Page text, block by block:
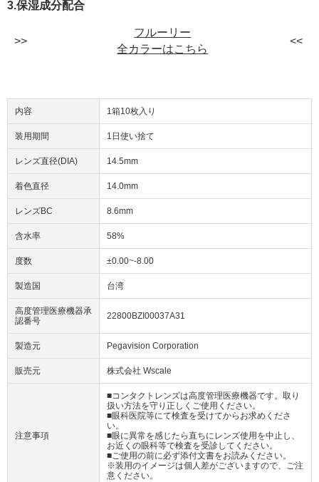
3.保湿成分配合
フルーリー
全カラーはこちら
内容 1箱10枚入り
装用期間 1日使い捨て
レンズ直径(DIA) 14.5mm
着色直径 14.0mm
レンズBC 8.6mm
含水率 58%
度数 ±0.00~-8.00
製造国 台湾
高度管理医療機器承
認番号
22800BZI00037A31
製造元 Pegavision Corporation
販売元 株式会社 Wscale
注意事項
■コンタクトレンズは高度管理医療機器です。取り
扱い方法を守り正しくご使用ください。
■眼科医院等にて検査を受けてからお求めくださ
い。
■眼に異常を感じたら直ちにレンズ使用を中止し、
お近くの眼科等で検査を受診してください。
■ご使用の前に必ず添付文書をお読みください。
※装用のイメージは個人差がございますので、ご注
意ください。